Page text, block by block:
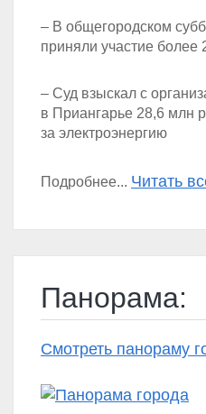
– В общегородском
приняли участие более
– Суд взыскал с
в Приангарье 28,6 млн
за электроэнергию
Подробнее... Читать
Панорама:
Смотреть панораму